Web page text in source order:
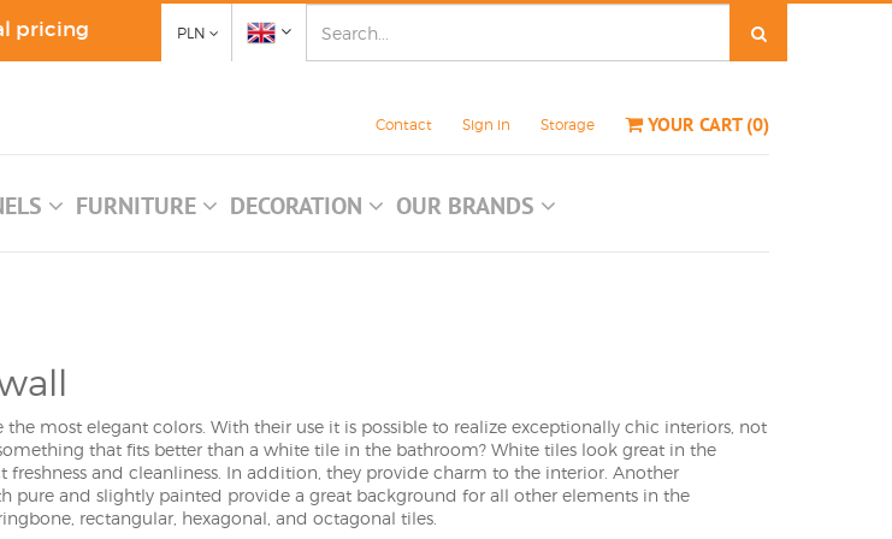
pricing PLN
Contact Sign in Storage YOUR CART(0)
FURNITURE DECORATION OUR BRANDS
most elegant colors. With their use it is possible to realize exceptionally chic interiors, not
that fits better than a white tile in the bathroom? White tiles look great in the
and cleanliness. In addition, they provide charm to the interior. Another
pure and slightly painted provide a great background for all other elements in the
rectangular, hexagonal, and octagonal tiles.